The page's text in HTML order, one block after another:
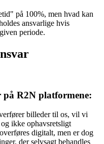
på 100%, men hvad kan
ansvarlige hvis
periode.
R2N platformene:
billeder til os, vil vi
ikke ophavsretsligt
digitalt, men er dog
der selvsagt behandles